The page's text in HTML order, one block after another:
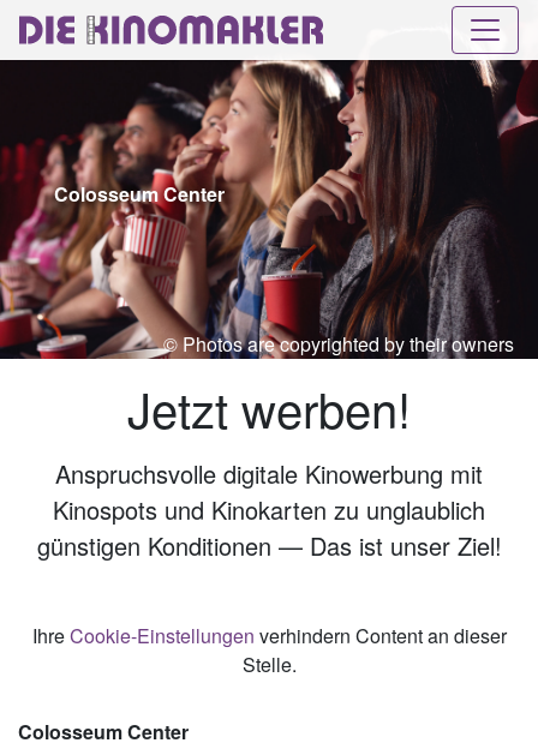
Colosseum Center
© Photos are copyrighted by their owners
Jetzt werben!
Anspruchsvolle digitale Kinowerbung mit
Kinospots und Kinokarten zu unglaublich
günstigen Konditionen — Das ist unser Ziel!
IhreCookie-Einstellungen verhindern Content an dieser
Stelle.
Colosseum Center